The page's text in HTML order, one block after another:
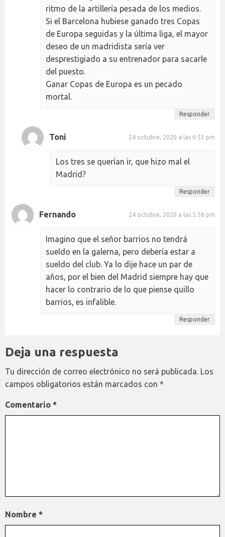
ritmo de la artillería pesada de los medios.
Si el Barcelona hubiese ganado tres Copas
de Europa seguidas y la última liga, el mayor
deseo de un madridista sería ver
desprestigiado a su entrenador para sacarle
del puesto.
Ganar Copas de Europa es un pecado
mortal.
Responder
Toni 24 octubre, 2020 a las 6:53 pm
Los tres se querían ir, que hizo mal el
Madrid?
Responder
Fernando 24 octubre, 2020 a las 5:58 pm
Imagino que el señor barrios no tendrá
sueldo en la galerna, pero debería estar a
sueldo del club. Ya lo dije hace un par de
años, por el bien del Madrid siempre hay que
hacer lo contrario de lo que piense quillo
barrios, es infalible.
Responder
Deja una respuesta
Tu dirección de correo electrónico no será publicada. Los
campos obligatorios están marcados con *
Comentario *
Nombre *